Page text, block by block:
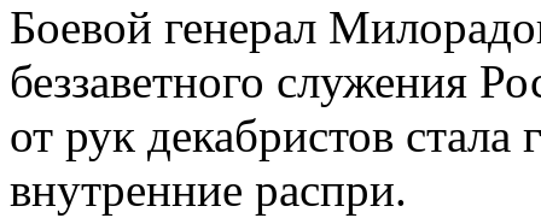
Боевой генерал
беззаветного служения
от рук декабристов
внутренние распри.